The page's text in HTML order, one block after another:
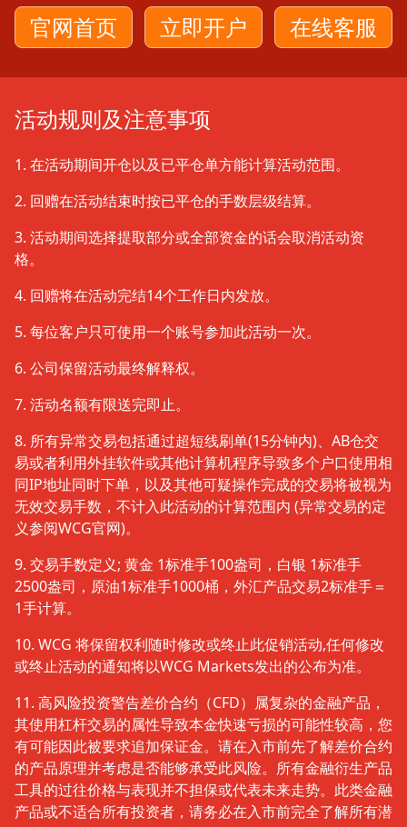
官网首页 立即开户 在线客服
活动规则及注意事项
1. 在活动期间开仓以及已平仓单方能计算活动范围。
2. 回赠在活动结束时按已平仓的手数层级结算。
3. 活动期间选择提取部分或全部资金的话会取消活动资
格。
4. 回赠将在活动完结14个工作日内发放。
5. 每位客户只可使用一个账号参加此活动一次。
6. 公司保留活动最终解释权。
7. 活动名额有限送完即止。
8. 所有异常交易包括通过超短线刷单(15分钟内)、AB仓交
易或者利用外挂软件或其他计算机程序导致多个户口使用相
同IP地址同时下单，以及其他可疑操作完成的交易将被视为
无效交易手数，不计入此活动的计算范围内 (异常交易的定
义参阅WCG官网)。
9. 交易手数定义; 黄金 1标准手100盎司，白银 1标准手
2500盎司，原油1标准手1000桶，外汇产品交易2标准手＝
1手计算。
10. WCG 将保留权利随时修改或终止此促销活动,任何修改
或终止活动的通知将以WCG Markets发出的公布为准。
11. 高风险投资警告差价合约（CFD）属复杂的金融产品，
其使用杠杆交易的属性导致本金快速亏损的可能性较高，您
有可能因此被要求追加保证金。请在入市前先了解差价合约
的产品原理并考虑是否能够承受此风险。所有金融衍生产品
工具的过往价格与表现并不担保或代表未来走势。此类金融
产品或不适合所有投资者，请务必在入市前完全了解所有潜